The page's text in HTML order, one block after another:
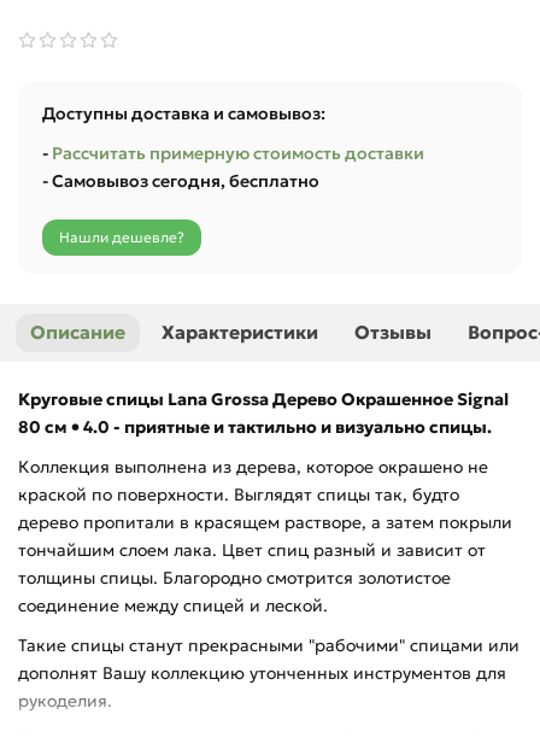
Доступны доставка и самовывоз:
- Рассчитать примерную стоимость доставки
- Самовывоз сегодня, бесплатно
Нашли дешевле?
Описание Характеристики Отзывы
Круговые спицы Lana Grossa Дерево Окрашенное Signal
80 см • 4.0 - приятные и тактильно и визуально спицы.
Коллекция выполнена из дерева, которое окрашено не
краской по поверхности. Выглядят спицы так, будто
дерево пропитали в красящем растворе, а затем покрыли
тончайшим слоем лака. Цвет спиц разный и зависит от
толщины спицы. Благородно смотрится золотистое
соединение между спицей и леской.
Такие спицы станут прекрасными "рабочими" спицами или
дополнят Вашу коллекцию утонченных инструментов для
рукоделия.